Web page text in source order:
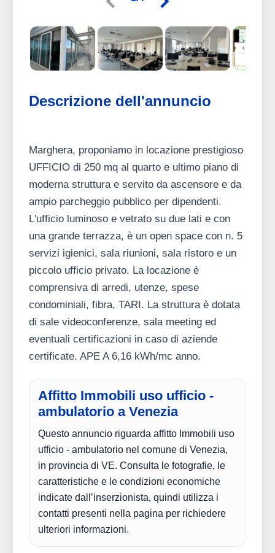
Descrizione dell'annuncio
Marghera, proponiamo in locazione prestigioso
UFFICIO di 250 mq al quarto e ultimo piano di
moderna struttura e servito da ascensore e da
ampio parcheggio pubblico per dipendenti.
L'ufficio luminoso e vetrato su due lati e con
una grande terrazza, è un open space con n. 5
servizi igienici, sala riunioni, sala ristoro e un
piccolo ufficio privato. La locazione è
comprensiva di arredi, utenze, spese
condominiali, fibra, TARI. La struttura è dotata
di sale videoconferenze, sala meeting ed
eventuali certificazioni in caso di aziende
certificate. APE A 6,16 kWh/mc anno.
Affitto Immobili uso ufficio -
ambulatorio a Venezia
Questo annuncio riguarda affitto Immobili uso
ufficio - ambulatorio nel comune di Venezia,
in provincia di VE. Consulta le fotografie, le
caratteristiche e le condizioni economiche
indicate dall’inserzionista, quindi utilizza i
contatti presenti nella pagina per richiedere
ulteriori informazioni.